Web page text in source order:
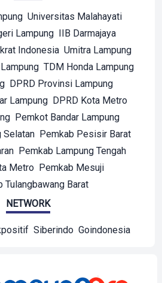
Universitas Malahayati
Lampung IIB Darmajaya
Indonesia Umitra Lampung
TDM Honda Lampung
DPRD Provinsi Lampung
Lampung DPRD Kota Metro
Pemkot Bandar Lampung
Selatan Pemkab Pesisir Barat
Pemkab Lampung Tengah
Metro Pemkab Mesuji
Tulangbawang Barat
NETWORK
Siberindo Goindonesia